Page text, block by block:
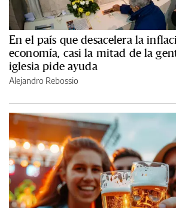
En el país que desacelera la
economía, casi la mitad de la
iglesia pide ayuda
Alejandro Rebossio